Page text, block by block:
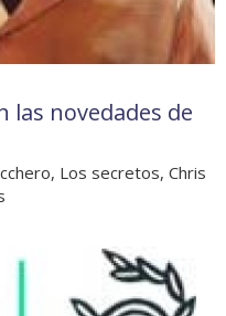
las novedades de
Los secretos, Chris